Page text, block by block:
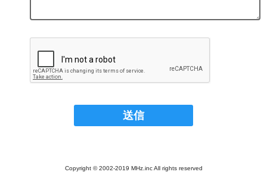
Copyright © 2002-2019 MHz.inc All rights reserved